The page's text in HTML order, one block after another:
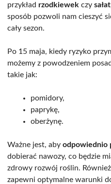
przykład rzodkiewek czy sałat
sposób pozwoli nam cieszyć
cały sezon.
Po 15 maja, kiedy ryzyko
możemy z powodzeniem
takie jak:
pomidory,
paprykę,
oberżynę.
Ważne jest, aby odpowiednio
dobierać nawozy, co będzie
zdrowy rozwój roślin. Również
zapewni optymalne warunki